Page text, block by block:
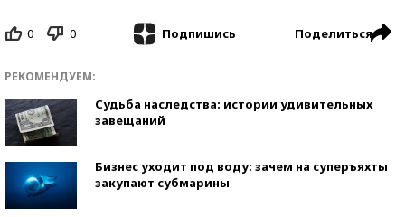
0 0 Подпишись Поделиться
РЕКОМЕНДУЕМ:
Судьба наследства: истории удивительных
завещаний
Бизнес уходит под воду: зачем на суперъяхты
закупают субмарины